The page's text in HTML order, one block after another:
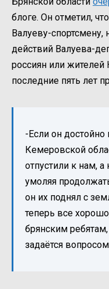
блоге. Он отметил,
Валуеву-
действий Валуева-
россиян или жителей
последние пять лет
-Если он
Кемеровской
отпустили к нам, а
умоляя
он их поднял с
теперь все
брянским
задаётся